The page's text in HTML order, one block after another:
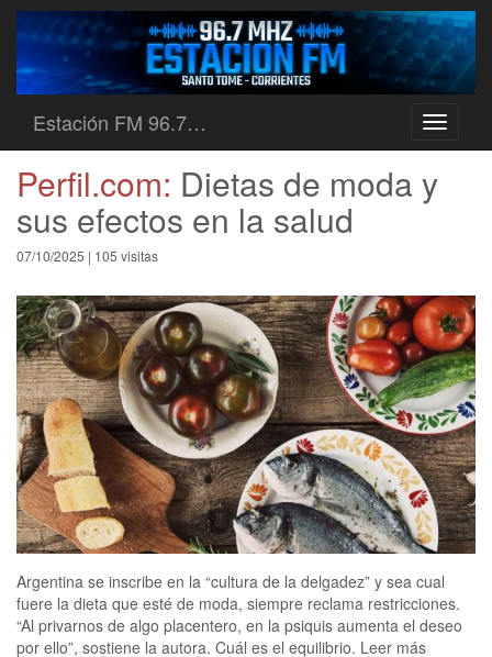
Toggle
Estación FM 96.7…
Perfil.com: Dietas de moda y
sus efectos en la salud
07/10/2025 | 105 visitas
Argentina se inscribe en la “cultura de la delgadez” y sea cual
fuere la dieta que esté de moda, siempre reclama restricciones.
“Al privarnos de algo placentero, en la psiquis aumenta el deseo
por ello”, sostiene la autora. Cuál es el equilibrio. Leer más